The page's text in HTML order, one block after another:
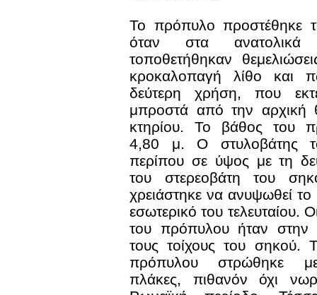
Το πρόπυλο προστέθηκε
όταν στα
τοποθετήθηκαν
κροκαλοπαγή λίθο και
δεύτερη χρήση, που
μπροστά από την αρχική
κτηρίου. Το βάθος του
4,80 μ. Ο στυλοβάτης
περίπου σε ύψος με τη
του στερεοβάτη του
χρειάστηκε να ανυψωθεί το
εσωτερικό του τελευταίου.
του πρόπυλου ήταν στην
τους τοίχους του σηκού.
πρόπυλου στρώθηκε
πλάκες, πιθανόν όχι